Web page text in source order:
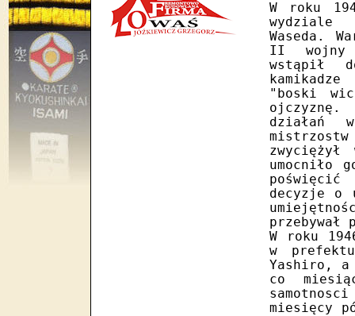
W roku
wydziale
Waseda.
II wojny
wstąpił
"boski
ojczyznę.
działań
zwyciężył
umocniło
decyzje o
przebywał
W roku
w
Yashiro, a
co
miesięcy